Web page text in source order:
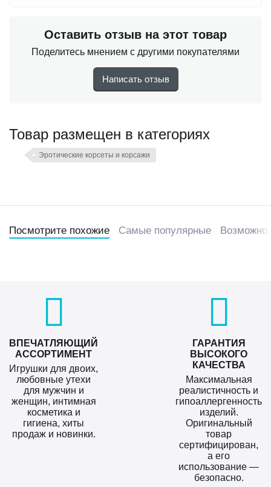
Оставить отзыв на этот товар
Поделитесь мнением с другими покупателями
Написать отзыв
Товар размещен в категориях
Эротические корсеты и корсажи
Посмотрите похожие Самые популярные Возможно,
ВПЕЧАТЛЯЮЩИЙ
АССОРТИМЕНТ
Игрушки для двоих,
любовные утехи
для мужчин и
женщин, интимная
косметика и
гигиена, хиты
продаж и новинки.
ГАРАНТИЯ
ВЫСОКОГО
КАЧЕСТВА
Максимальная
реалистичность и
гипоаллергенность
изделий.
Оригинальный
товар
сертифицирован,
а его
использование —
безопасно.